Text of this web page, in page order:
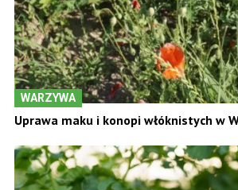
WARZYWA
Uprawa maku i konopi włóknistych w